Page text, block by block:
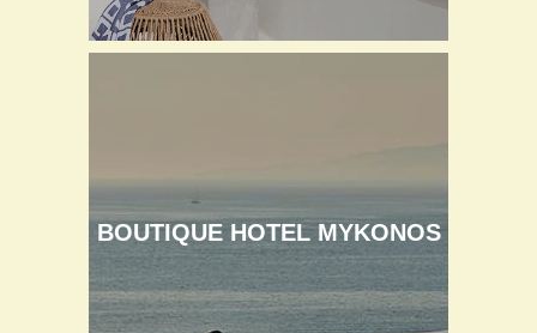
BOUTIQUE HOTEL MYKONOS